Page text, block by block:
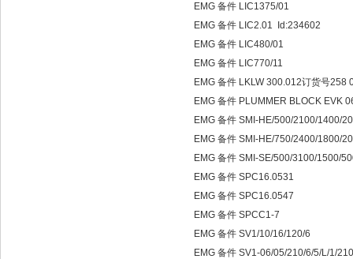
EMG 备件 LIC1375/01
EMG 备件 LIC2.01 Id:234602
EMG 备件 LIC480/01
EMG 备件 LIC770/11
EMG 备件 LKLW 300.012订货号258
EMG 备件 PLUMMER BLOCK EVK
EMG 备件 SMI-HE/500/2100/1400/
EMG 备件 SMI-HE/750/2400/1800/
EMG 备件 SMI-SE/500/3100/1500/
EMG 备件 SPC16.0531
EMG 备件 SPC16.0547
EMG 备件 SPCC1-7
EMG 备件 SV1/10/16/120/6
EMG 备件 SV1-06/05/210/6/5/L/1/